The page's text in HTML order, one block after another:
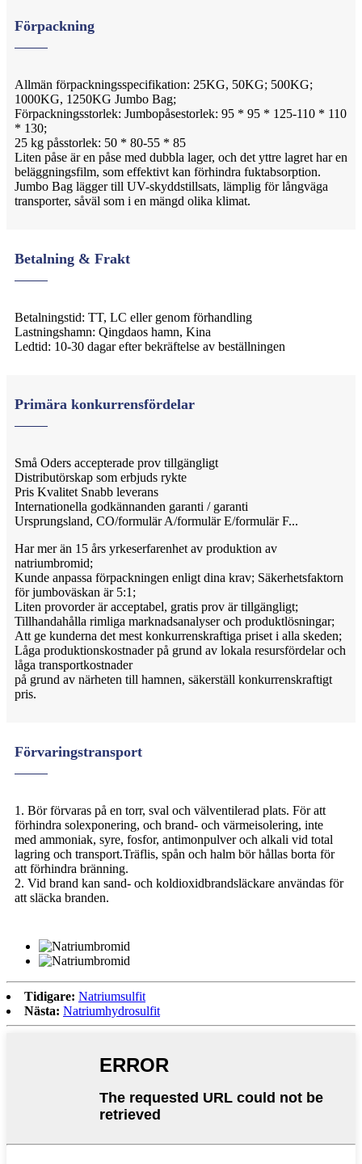
Förpackning
Allmän förpackningsspecifikation: 25KG, 50KG; 500KG;
1000KG, 1250KG Jumbo Bag;
Förpackningsstorlek: Jumbopåsestorlek: 95 * 95 * 125-110 * 110
* 130;
25 kg påsstorlek: 50 * 80-55 * 85
Liten påse är en påse med dubbla lager, och det yttre lagret har en
beläggningsfilm, som effektivt kan förhindra fuktabsorption.
Jumbo Bag lägger till UV-skyddstillsats, lämplig för långväga
transporter, såväl som i en mängd olika klimat.
Betalning & Frakt
Betalningstid: TT, LC eller genom förhandling
Lastningshamn: Qingdaos hamn, Kina
Ledtid: 10-30 dagar efter bekräftelse av beställningen
Primära konkurrensfördelar
Små Oders accepterade prov tillgängligt
Distributörskap som erbjuds rykte
Pris Kvalitet Snabb leverans
Internationella godkännanden garanti / garanti
Ursprungsland, CO/formulär A/formulär E/formulär F...
Har mer än 15 års yrkeserfarenhet av produktion av
natriumbromid;
Kunde anpassa förpackningen enligt dina krav; Säkerhetsfaktorn
för jumboväskan är 5:1;
Liten provorder är acceptabel, gratis prov är tillgängligt;
Tillhandahålla rimliga marknadsanalyser och produktlösningar;
Att ge kunderna det mest konkurrenskraftiga priset i alla skeden;
Låga produktionskostnader på grund av lokala resursfördelar och
låga transportkostnader
på grund av närheten till hamnen, säkerställ konkurrenskraftigt
pris.
Förvaringstransport
1. Bör förvaras på en torr, sval och välventilerad plats. För att
förhindra solexponering, och brand- och värmeisolering, inte
med ammoniak, syre, fosfor, antimonpulver och alkali vid total
lagring och transport.Träflis, spån och halm bör hållas borta för
att förhindra bränning.
2. Vid brand kan sand- och koldioxidbrandsläckare användas för
att släcka branden.
Tidigare: Natriumsulfit
Nästa: Natriumhydrosulfit